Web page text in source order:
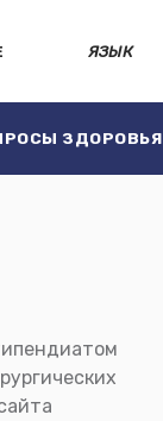
ЯЗЫК
ЗДОРОВЬЯ